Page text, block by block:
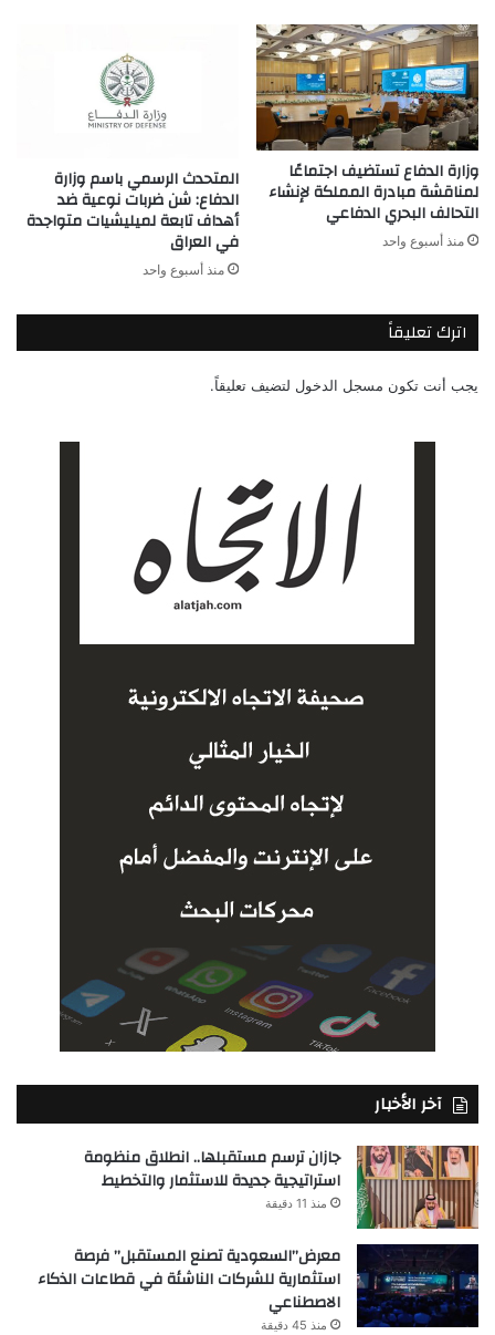
وزارة الدفاع تستضيف اجتماعًا
لمناقشة مبادرة المملكة لإنشاء
التحالف البحري الدفاعي
منذ أسبوع واحد
المتحدث الرسمي باسم وزارة
الدفاع: شن ضربات نوعية ضد
أهداف تابعة لميليشيات متواجدة
في العراق
منذ أسبوع واحد
اترك تعليقاً
يجب أنت تكون مسجل الدخول لتضيف تعليقاً.
آخر الأخبار
جازان ترسم مستقبلها.. انطلاق منظومة
استراتيجية جديدة للاستثمار والتخطيط
منذ 11 دقيقة
معرض”السعودية تصنع المستقبل” فرصة
استثمارية للشركات الناشئة في قطاعات الذكاء
الاصطناعي
منذ 45 دقيقة